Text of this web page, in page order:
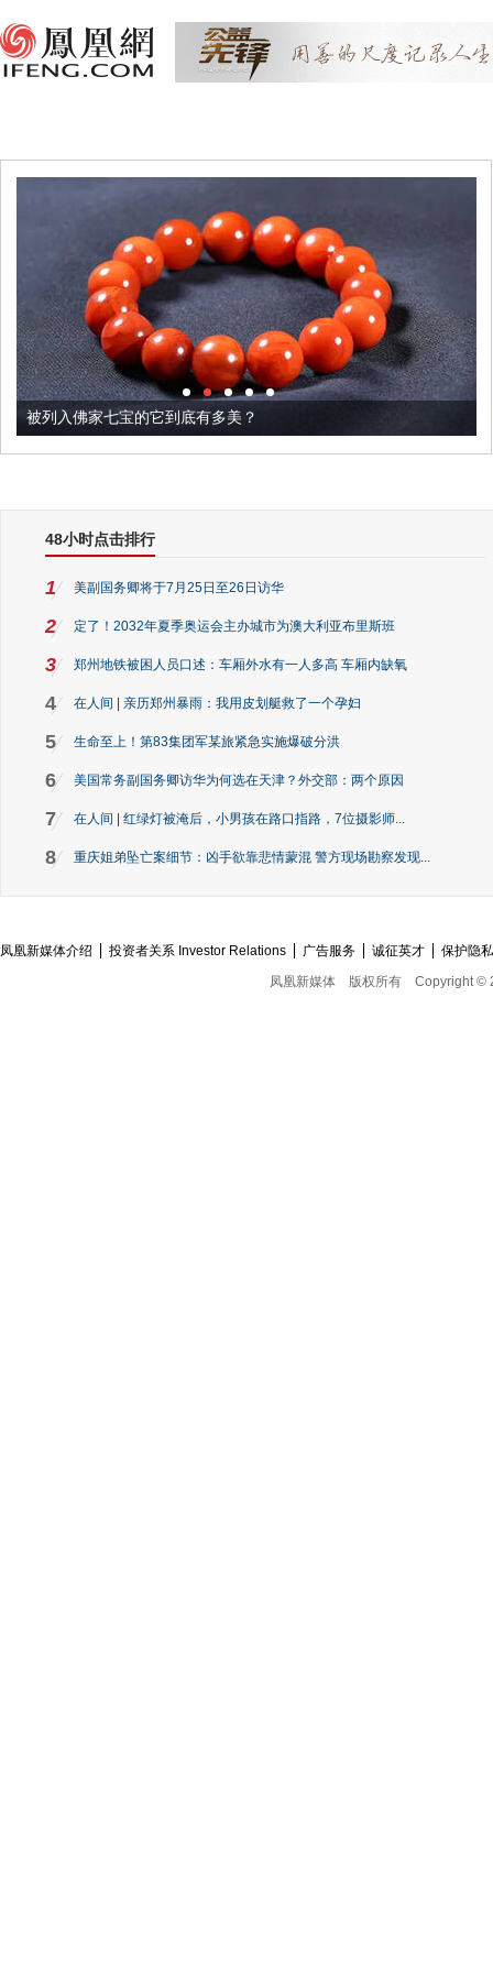
被列入佛家七宝的它到底有多美？
48小时点击排行
1 美副国务卿将于7月25日至26日访华
2 定了！2032年夏季奥运会主办城市为澳大利亚布里斯班
3 郑州地铁被困人员口述：车厢外水有一人多高 车厢内缺氧
4 在人间 | 亲历郑州暴雨：我用皮划艇救了一个孕妇
5 生命至上！第83集团军某旅紧急实施爆破分洪
6 美国常务副国务卿访华为何选在天津？外交部：两个原因
7 在人间 | 红绿灯被淹后，小男孩在路口指路，7位摄影师...
8 重庆姐弟坠亡案细节：凶手欲靠悲情蒙混 警方现场勘察发现...
凤凰新媒体介绍 投资者关系 Investor Relations 广告服务 诚征英才
保护隐
凤凰新媒体
版权所有 Copyright ©